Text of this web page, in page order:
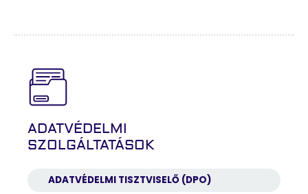
ADATVÉDELMI
SZOLGÁLTATÁSOK
ADATVÉDELMI TISZTVISELŐ (DPO)